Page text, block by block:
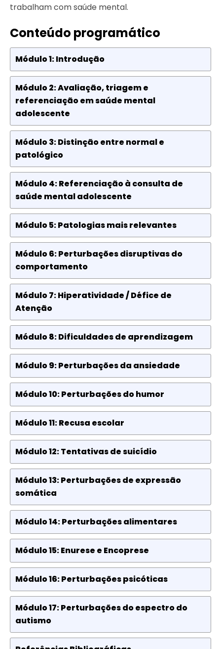
trabalham com saúde mental.
Conteúdo programático
Módulo 1: Introdução
Módulo 2: Avaliação, triagem e
referenciação em saúde mental
adolescente
Módulo 3: Distinção entre normal e
patológico
Módulo 4: Referenciação à consulta de
saúde mental adolescente
Módulo 5: Patologias mais relevantes
Módulo 6: Perturbações disruptivas do
comportamento
Módulo 7: Hiperatividade / Défice de
Atenção
Módulo 8: Dificuldades de aprendizagem
Módulo 9: Perturbações da ansiedade
Módulo 10: Perturbações do humor
Módulo 11: Recusa escolar
Módulo 12: Tentativas de suicídio
Módulo 13: Perturbações de expressão
somática
Módulo 14: Perturbações alimentares
Módulo 15: Enurese e Encoprese
Módulo 16: Perturbações psicóticas
Módulo 17: Perturbações do espectro do
autismo